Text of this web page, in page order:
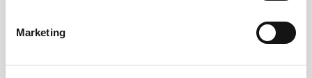
Marketing
RevoKnitείναι μια προηγμένη τεχνολογία